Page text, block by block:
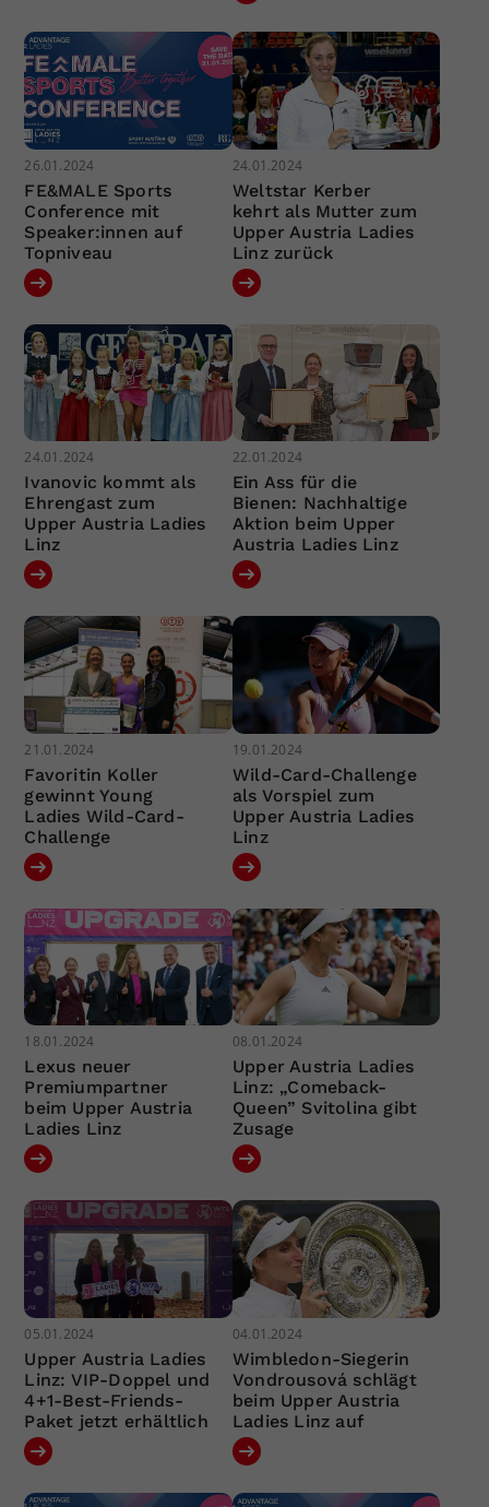
26.01.2024
FE&MALE Sports
Conference mit
Speaker:innen auf
Topniveau
24.01.2024
Weltstar Kerber
kehrt als Mutter zum
Upper Austria Ladies
Linz zurück
24.01.2024
Ivanovic kommt als
Ehrengast zum
Upper Austria Ladies
Linz
22.01.2024
Ein Ass für die
Bienen: Nachhaltige
Aktion beim Upper
Austria Ladies Linz
21.01.2024
Favoritin Koller
gewinnt Young
Ladies Wild-Card-
Challenge
19.01.2024
Wild-Card-Challenge
als Vorspiel zum
Upper Austria Ladies
Linz
18.01.2024
Lexus neuer
Premiumpartner
beim Upper Austria
Ladies Linz
08.01.2024
Upper Austria Ladies
Linz: „Comeback-
Queen” Svitolina gibt
Zusage
05.01.2024
Upper Austria Ladies
Linz: VIP-Doppel und
4+1-Best-Friends-
Paket jetzt erhältlich
04.01.2024
Wimbledon-Siegerin
Vondrousová schlägt
beim Upper Austria
Ladies Linz auf